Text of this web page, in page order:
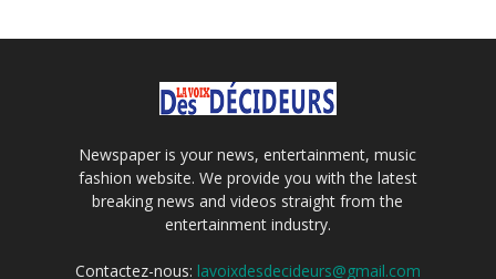
Newspaper is your news, entertainment, music
fashion website. We provide you with the latest
breaking news and videos straight from the
entertainment industry.
Contactez-nous: lavoixdesdecideurs@gmail.com